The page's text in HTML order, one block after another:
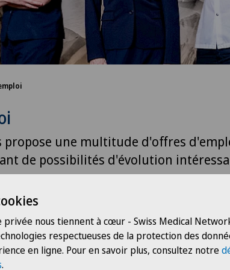
propose une multitude d'offres
de possibilités d'évolution
nous tiennent à cœur - Swiss Medical
respectueuses de la protection des
en ligne. Pour en savoir plus, consultez notre
.